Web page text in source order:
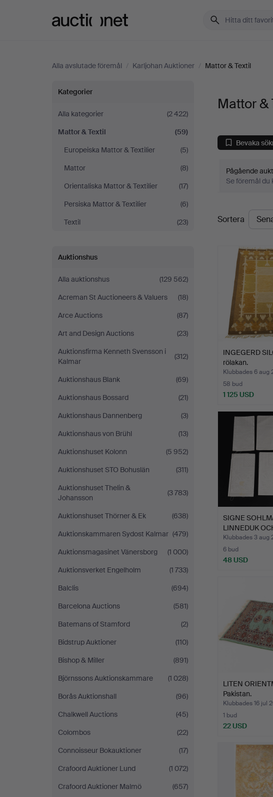
Alla avslutade föremål / Karljohan Auktioner / Mattor & Textil
Mattor
&
Textil
på
Karljohan
Auktioner
Kategorier
Alla kategorier
(2 422)
Mattor & Textil
(59)
Europeiska Mattor & Textilier
(5)
Mattor
(8)
Orientaliska Mattor & Textilier
(17)
Persiska Mattor & Textilier
(6)
Textil
(23)
Auktionshus
Alla auktionshus
(129 562)
Acreman St Auctioneers & Valuers
(18)
Arce Auctions
(87)
Art and Design Auctions
(23)
Auktionsfirma Kenneth Svensson i
Kalmar
(312)
Auktionshaus Blank
(69)
Auktionshaus Bossard
(21)
Auktionshaus Dannenberg
(3)
Auktionshaus von Brühl
(13)
Auktionshuset Kolonn
(5 952)
Auktionshuset STO Bohuslän
(311)
Auktionshuset Thelin &
Johansson
(3 783)
Auktionshuset Thörner & Ek
(638)
Auktionskammaren Sydost Kalmar (479)
Auktionsmagasinet Vänersborg
(1 000)
Auktionsverket Engelholm
(1 733)
Balclis
(694)
Barcelona Auctions
(581)
Batemans of Stamford
(2)
Bidstrup Auktioner
(110)
Bishop & Miller
(891)
Björnssons Auktionskammare
(1 028)
Borås Auktionshall
(96)
Chalkwell Auctions
(45)
Colombos
(22)
Connoisseur Bokauktioner
(17)
Crafoord Auktioner Lund
(1 072)
Crafoord Auktioner Malmö
(657)
Mattor &
Bevaka
Pågående
Se föremål du
Slutpriser
Sortera
INGEGERD
rölakan.
Klubbades 6 aug
58 bud
1 125 USD
SIGNE
LINNEDUK
SERVETTER,
Klubbades 3 aug
6 bud
48 USD
LITEN
Pakistan.
Klubbades 16 jul
1 bud
22 USD